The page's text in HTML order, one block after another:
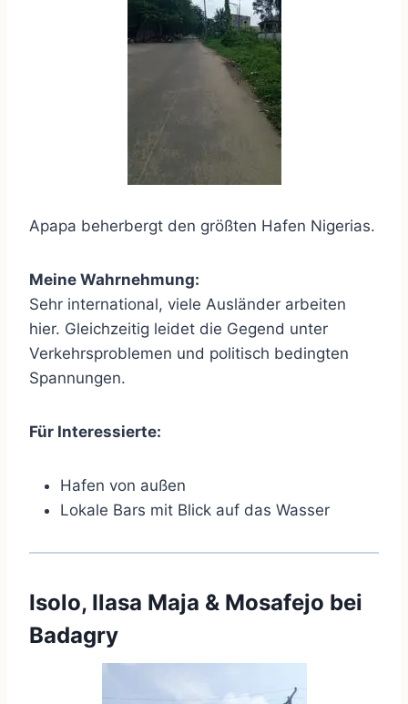
Apapa beherbergt den größten Hafen Nigerias.
Meine Wahrnehmung:
Sehr international, viele Ausländer arbeiten
hier. Gleichzeitig leidet die Gegend unter
Verkehrsproblemen und politisch bedingten
Spannungen.
Für Interessierte:
Hafen von außen
Lokale Bars mit Blick auf das Wasser
Isolo, Ilasa Maja & Mosafejo bei
Badagry